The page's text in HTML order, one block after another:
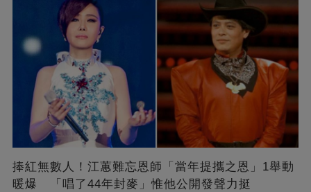
捧紅無數人！江蕙難忘恩師「當年提攜之恩」1舉動
暖爆 「唱了44年封麥」惟他公開發聲力挺